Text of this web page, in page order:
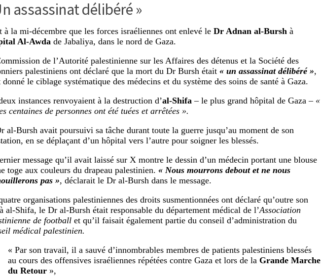
assassinat délibéré »
à la mi-décembre que les forces israéliennes ont enlevé le Dr Adnan al-Bursh à
Al-Awda de Jabaliya, dans le nord de Gaza.
de l’Autorité palestinienne sur les Affaires des détenus et la Société des
palestiniens ont déclaré que la mort du Dr Bursh était « un assassinat délibéré »,
donné le ciblage systématique des médecins et du système des soins de santé à Gaza.
instances renvoyaient à la destruction d’al-Shifa – le plus grand hôpital de Gaza – «
centaines de personnes ont été tuées et arrêtées ».
al-Bursh avait poursuivi sa tâche durant toute la guerre jusqu’au moment de son
en se déplaçant d’un hôpital vers l’autre pour soigner les blessés.
message qu’il avait laissé sur X montre le dessin d’un médecin portant une blouse
toge aux couleurs du drapeau palestinien. « Nous mourrons debout et ne nous
pas », déclarait le Dr al-Bursh dans le message.
organisations palestiniennes des droits susmentionnées ont déclaré qu’outre son
al-Shifa, le Dr al-Bursh était responsable du département médical de l’Association
de football et qu’il faisait également partie du conseil d’administration du
médical palestinien.
« Par son travail, il a sauvé d’innombrables membres de patients palestiniens blessés
au cours des offensives israéliennes répétées contre Gaza et lors de la Grande Marche
du Retour »,